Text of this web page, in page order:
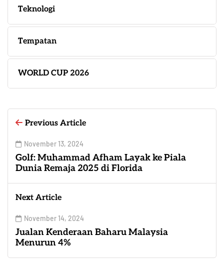
Teknologi
Tempatan
WORLD CUP 2026
Previous Article
November 13, 2024
Golf: Muhammad Afham Layak ke Piala
Dunia Remaja 2025 di Florida
Next Article
November 14, 2024
Jualan Kenderaan Baharu Malaysia
Menurun 4%